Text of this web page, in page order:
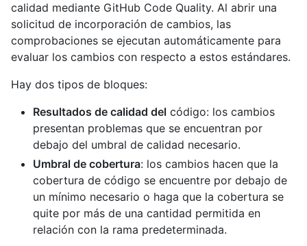
calidad mediante GitHub Code Quality. Al abrir una
solicitud de incorporación de cambios, las
comprobaciones se ejecutan automáticamente para
evaluar los cambios con respecto a estos estándares.
Hay dos tipos de bloques:
Resultados de calidad del código: los cambios
presentan problemas que se encuentran por
debajo del umbral de calidad necesario.
Umbral de cobertura: los cambios hacen que la
cobertura de código se encuentre por debajo de
un mínimo necesario o haga que la cobertura se
quite por más de una cantidad permitida en
relación con la rama predeterminada.